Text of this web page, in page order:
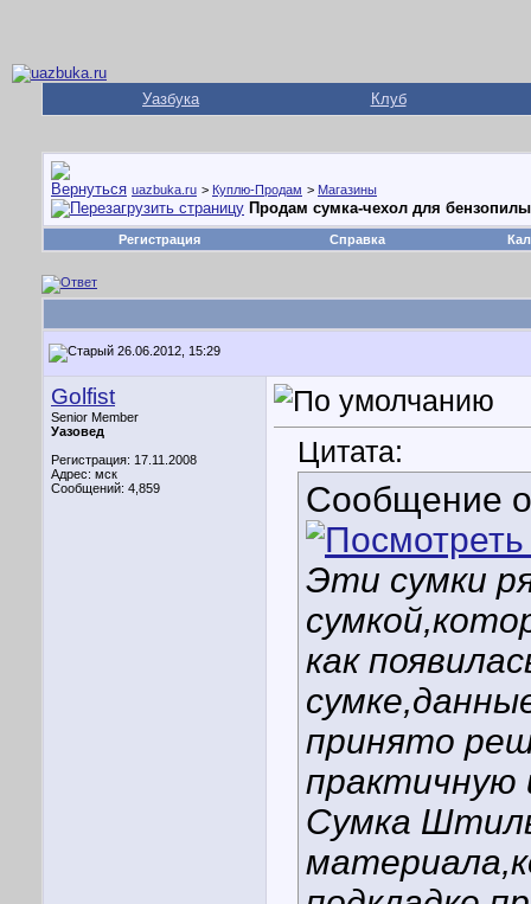
Уазбука Клуб
uazbuka.ru > Куплю-Продам > Магазины
Продам сумка-чехол для бензопилы
Регистрация Справка
26.06.2012, 15:29
Golfist
Senior Member
Уазовед
Регистрация: 17.11.2008
Адрес: мск
Сообщений: 4,859
Цитата:
Сообщение
Эти сумки
как
принято
практичную
Сумка